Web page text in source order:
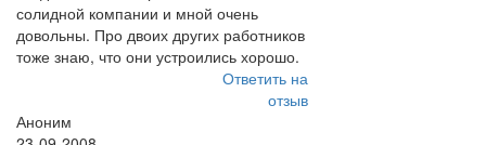
солидной компании и мной очень
довольны. Про двоих других работников
тоже знаю, что они устроились хорошо.
Ответить на
отзыв
Аноним